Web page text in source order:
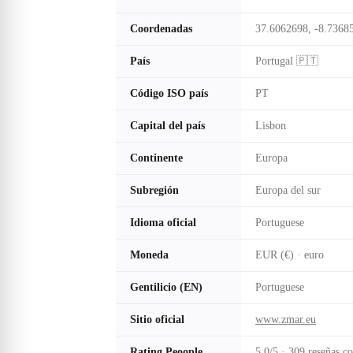
Coordenadas 37.6062698, -
País Portugal 🇵🇹
Código ISO país PT
Capital del país Lisbon
Continente Europa
Subregión Europa del sur
Idioma oficial Portuguese
Moneda EUR (€) · euro
Gentilicio (EN) Portuguese
Sitio oficial www.zmar.eu